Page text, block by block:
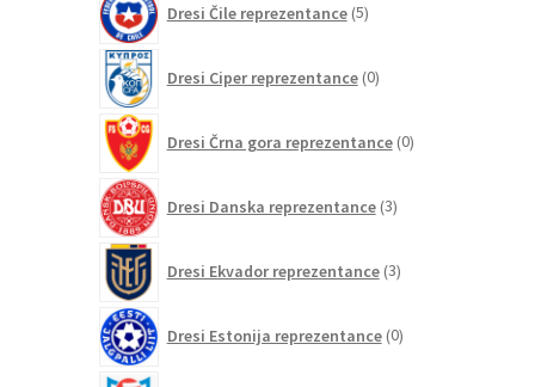
Dresi Čile reprezentance 5izdelkov
Dresi Ciper reprezentance 0izdelkov
Dresi Črna gora reprezentance 0izdelkov
Dresi Danska reprezentance 3izdelki
Dresi Ekvador reprezentance 3izdelki
Dresi Estonija reprezentance 0izdelkov